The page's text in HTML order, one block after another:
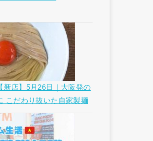
新店】5月26日｜大阪発の
こだわり抜いた自家製麺